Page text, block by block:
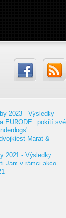
2023 - Výsledky
EURODEL pokřtí své
Marat &
2021 - Výsledky
Jam v rámci akce